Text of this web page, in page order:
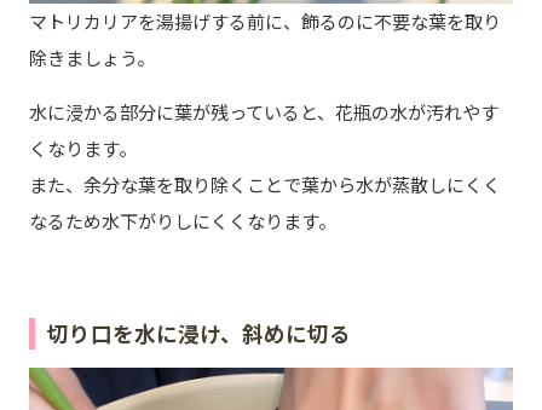
マトリカリアを湯揚げする前に、飾るのに不要な葉を取り
除きましょう。
水に浸かる部分に葉が残っていると、花瓶の水が汚れやす
くなります。
また、余分な葉を取り除くことで葉から水が蒸散しにくく
なるため水下がりしにくくなります。
切り口を水に浸け、斜めに切る